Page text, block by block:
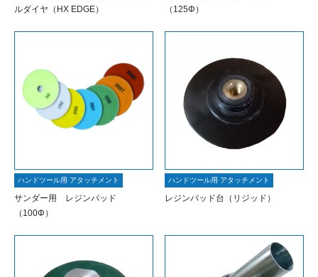
ルダイヤ（HX EDGE）
（125Φ）
ハンドツール用 アタッチメント
サンダー用 レジンパッド
（100Φ）
ハンドツール用 アタッチメント
レジンパッド台（リジッド）